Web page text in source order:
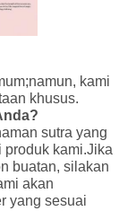
kami
khusus.
sutra yang
produk kami.Jika
buatan, silakan
akan
yang sesuai